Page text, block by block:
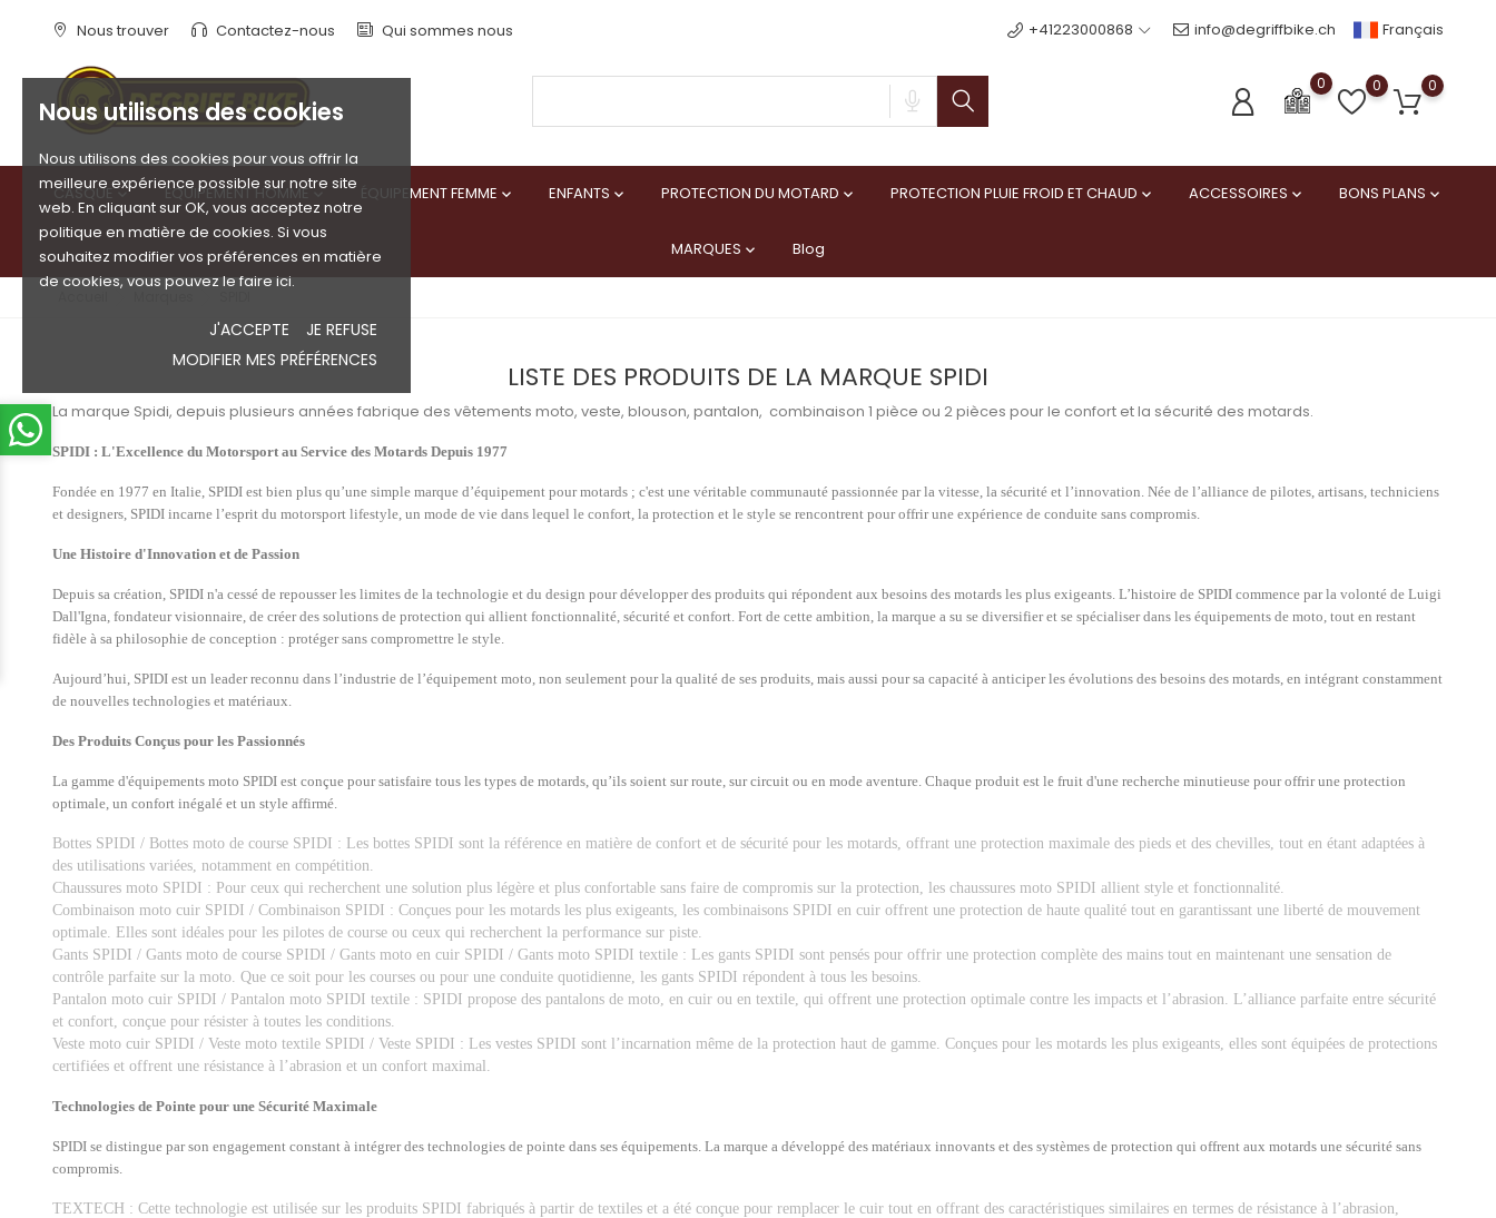
Nous utilisons des cookies
Nous utilisons des cookies pour vous offrir la
meilleure expérience possible sur notre site
web. En cliquant sur OK, vous acceptez notre
politique en matière de cookies. Si vous
souhaitez modifier vos préférences en matière
de cookies, vous pouvez le faire ici.
J'ACCEPTE
JE REFUSE
MODIFIER MES PRÉFÉRENCES
Nous trouver Contactez-nous Qui sommes nous +41223000868 info@degriffbike.ch Français
0 0 0
CASQUE  ÉQUIPEMENT HOMME ÉQUIPEMENT FEMME  ENFANTS  PROTECTION DU MOTARD  PROTECTION PLUIE FROID ET CHAUD  ACCESSOIRES  BONS PLANS 
MARQUES  Blog
LISTE DES PRODUITS DE LA MARQUE SPIDI
La marque Spidi, depuis plusieurs années fabrique des vêtements moto, veste, blouson, pantalon, combinaison 1 pièce ou 2 pièces pour le confort et la sécurité des motards.
SPIDI : L'Excellence du Motorsport au Service des Motards Depuis 1977
Fondée en 1977 en Italie, SPIDI est bien plus qu’une simple marque d’équipement pour motards ; c'est une véritable communauté passionnée par la vitesse, la sécurité et l’innovation. Née de l’alliance de pilotes, artisans, techniciens
et designers, SPIDI incarne l’esprit du motorsport lifestyle, un mode de vie dans lequel le confort, la protection et le style se rencontrent pour offrir une expérience de conduite sans compromis.
Une Histoire d'Innovation et de Passion
Depuis sa création, SPIDI n'a cessé de repousser les limites de la technologie et du design pour développer des produits qui répondent aux besoins des motards les plus exigeants. L’histoire de SPIDI commence par la volonté de Luigi
Dall'Igna, fondateur visionnaire, de créer des solutions de protection qui allient fonctionnalité, sécurité et confort. Fort de cette ambition, la marque a su se diversifier et se spécialiser dans les équipements de moto, tout en restant
fidèle à sa philosophie de conception : protéger sans compromettre le style.
Aujourd’hui, SPIDI est un leader reconnu dans l’industrie de l’équipement moto, non seulement pour la qualité de ses produits, mais aussi pour sa capacité à anticiper les évolutions des besoins des motards, en intégrant constamment
de nouvelles technologies et matériaux.
Des Produits Conçus pour les Passionnés
La gamme d'équipements moto SPIDI est conçue pour satisfaire tous les types de motards, qu’ils soient sur route, sur circuit ou en mode aventure. Chaque produit est le fruit d'une recherche minutieuse pour offrir une protection
optimale, un confort inégalé et un style affirmé.
Bottes SPIDI / Bottes moto de course SPIDI : Les bottes SPIDI sont la référence en matière de confort et de sécurité pour les motards, offrant une protection maximale des pieds et des chevilles, tout en étant adaptées à
des utilisations variées, notamment en compétition.
Chaussures moto SPIDI : Pour ceux qui recherchent une solution plus légère et plus confortable sans faire de compromis sur la protection, les chaussures moto SPIDI allient style et fonctionnalité.
Combinaison moto cuir SPIDI / Combinaison SPIDI : Conçues pour les motards les plus exigeants, les combinaisons SPIDI en cuir offrent une protection de haute qualité tout en garantissant une liberté de mouvement
optimale. Elles sont idéales pour les pilotes de course ou ceux qui recherchent la performance sur piste.
Gants SPIDI / Gants moto de course SPIDI / Gants moto en cuir SPIDI / Gants moto SPIDI textile : Les gants SPIDI sont pensés pour offrir une protection complète des mains tout en maintenant une sensation de
contrôle parfaite sur la moto. Que ce soit pour les courses ou pour une conduite quotidienne, les gants SPIDI répondent à tous les besoins.
Pantalon moto cuir SPIDI / Pantalon moto SPIDI textile : SPIDI propose des pantalons de moto, en cuir ou en textile, qui offrent une protection optimale contre les impacts et l’abrasion. L’alliance parfaite entre sécurité
et confort, conçue pour résister à toutes les conditions.
Veste moto cuir SPIDI / Veste moto textile SPIDI / Veste SPIDI : Les vestes SPIDI sont l’incarnation même de la protection haut de gamme. Conçues pour les motards les plus exigeants, elles sont équipées de protections
certifiées et offrent une résistance à l’abrasion et un confort maximal.
Technologies de Pointe pour une Sécurité Maximale
SPIDI se distingue par son engagement constant à intégrer des technologies de pointe dans ses équipements. La marque a développé des matériaux innovants et des systèmes de protection qui offrent aux motards une sécurité sans
compromis.
TEXTECH : Cette technologie est utilisée sur les produits SPIDI fabriqués à partir de textiles et a été conçue pour remplacer le cuir tout en offrant des caractéristiques similaires en termes de résistance à l’abrasion,